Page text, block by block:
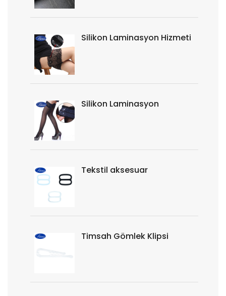
Silikon Laminasyon Hizmeti
Silikon Laminasyon
Tekstil aksesuar
Timsah Gömlek Klipsi